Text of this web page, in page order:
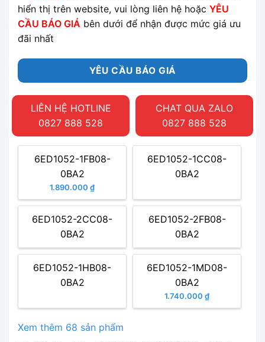
hiển thị trên website, vui lòng liên hệ hoặc YÊU
CẦU BÁO GIÁ bên dưới để nhận được mức giá ưu
đãi nhất
YÊU CẦU BÁO GIÁ
LIÊN HỆ HOTLINE
0827 888 528
CHAT QUA ZALO
0827 888 528
6ED1052-1FB08-
0BA2
1.890.000 ₫
6ED1052-1CC08-
0BA2
6ED1052-2CC08-
0BA2
6ED1052-2FB08-
0BA2
6ED1052-1HB08-
0BA2
6ED1052-1MD08-
0BA2
1.740.000 ₫
Xem thêm 68 sản phẩm